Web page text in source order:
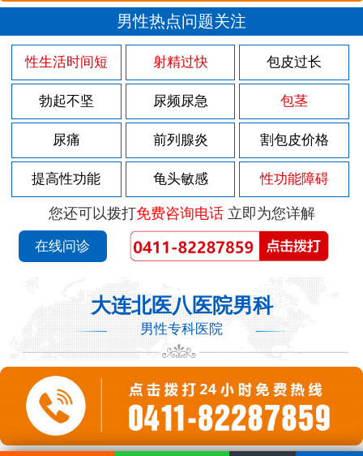
男性热点问题关注
性生活时间短 射精过快 包皮过长
勃起不坚 尿频尿急 包茎
尿痛 前列腺炎 割包皮价格
提高性功能 龟头敏感 性功能障碍
您还可以拨打免费咨询电话立即为您详解
在线问诊
大连北医八医院男科
男性专科医院